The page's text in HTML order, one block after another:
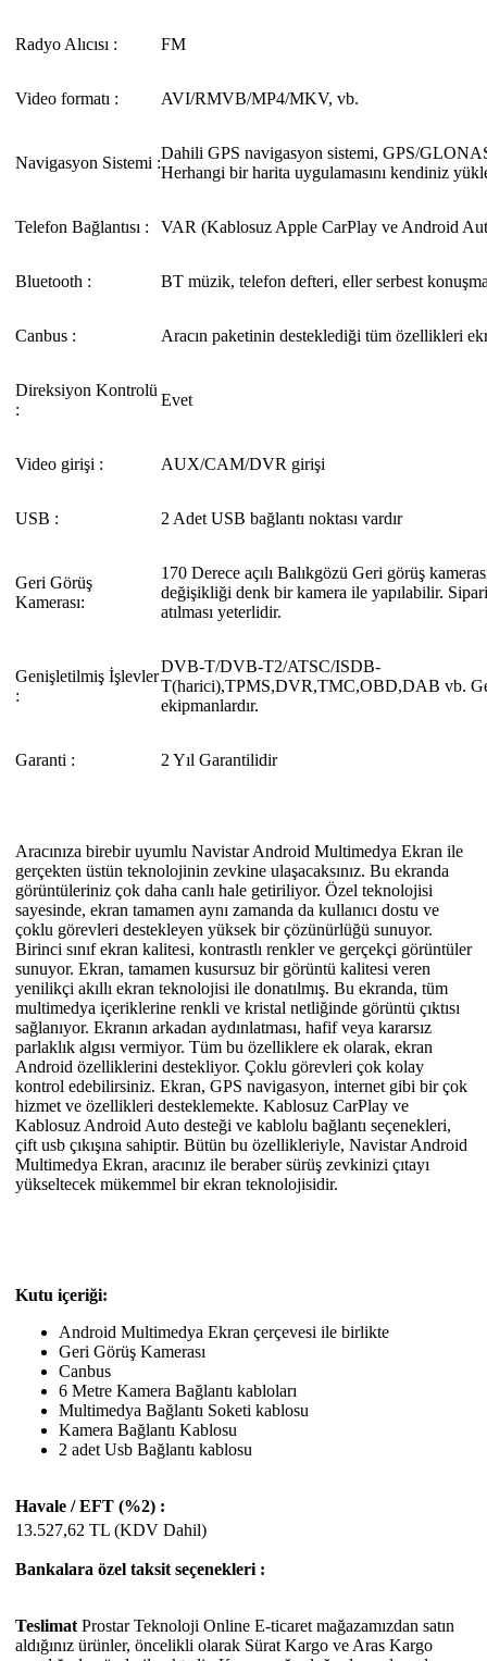
Radyo Alıcısı : FM
Video formatı : AVI/RMVB/MP4/MKV, vb.
Navigasyon Sistemi :
Dahili GPS navigasyon sistemi, GPS/
Herhangi bir harita uygulamasını kendiniz
Telefon Bağlantısı : VAR (Kablosuz Apple CarPlay ve Android
Bluetooth : BT müzik, telefon defteri, eller serbest
Canbus : Aracın paketinin desteklediği tüm özellikleri
Direksiyon Kontrolü
:
Evet
Video girişi : AUX/CAM/DVR girişi
USB : 2 Adet USB bağlantı noktası vardır
Geri Görüş
Kamerası:
170 Derece açılı Balıkgözü Geri görüş
değişikliği denk bir kamera ile yapılabilir.
atılması yeterlidir.
Genişletilmiş İşlevler
:
DVB-T/DVB-T2/ATSC/ISDB-
T(harici),TPMS,DVR,TMC,OBD,DAB vb.
ekipmanlardır.
Garanti : 2 Yıl Garantilidir
Aracınıza birebir uyumlu Navistar Android Multimedya Ekran ile
gerçekten üstün teknolojinin zevkine ulaşacaksınız. Bu ekranda
görüntüleriniz çok daha canlı hale getiriliyor. Özel teknolojisi
sayesinde, ekran tamamen aynı zamanda da kullanıcı dostu ve
çoklu görevleri destekleyen yüksek bir çözünürlüğü sunuyor.
Birinci sınıf ekran kalitesi, kontrastlı renkler ve gerçekçi görüntüler
sunuyor. Ekran, tamamen kusursuz bir görüntü kalitesi veren
yenilikçi akıllı ekran teknolojisi ile donatılmış. Bu ekranda, tüm
multimedya içeriklerine renkli ve kristal netliğinde görüntü çıktısı
sağlanıyor. Ekranın arkadan aydınlatması, hafif veya kararsız
parlaklık algısı vermiyor. Tüm bu özelliklere ek olarak, ekran
Android özelliklerini destekliyor. Çoklu görevleri çok kolay
kontrol edebilirsiniz. Ekran, GPS navigasyon, internet gibi bir çok
hizmet ve özellikleri desteklemekte. Kablosuz CarPlay ve
Kablosuz Android Auto desteği ve kablolu bağlantı seçenekleri,
çift usb çıkışına sahiptir. Bütün bu özellikleriyle, Navistar Android
Multimedya Ekran, aracınız ile beraber sürüş zevkinizi çıtayı
yükseltecek mükemmel bir ekran teknolojisidir.
Kutu içeriği:
Android Multimedya Ekran çerçevesi ile birlikte
Geri Görüş Kamerası
Canbus
6 Metre Kamera Bağlantı kabloları
Multimedya Bağlantı Soketi kablosu
Kamera Bağlantı Kablosu
2 adet Usb Bağlantı kablosu
Havale / EFT (%2) :
13.527,62 TL (KDV Dahil)
Bankalara özel taksit seçenekleri :
Teslimat Prostar Teknoloji Online E-ticaret mağazamızdan satın
aldığınız ürünler, öncelikli olarak Sürat Kargo ve Aras Kargo